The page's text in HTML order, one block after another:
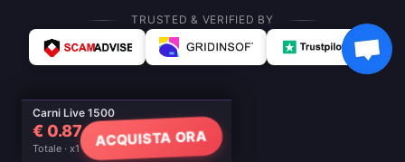
Carni Live 1500
€ 0.87
Totale · x1
ACQUISTA ORA
TRUSTED & VERIFIED BY